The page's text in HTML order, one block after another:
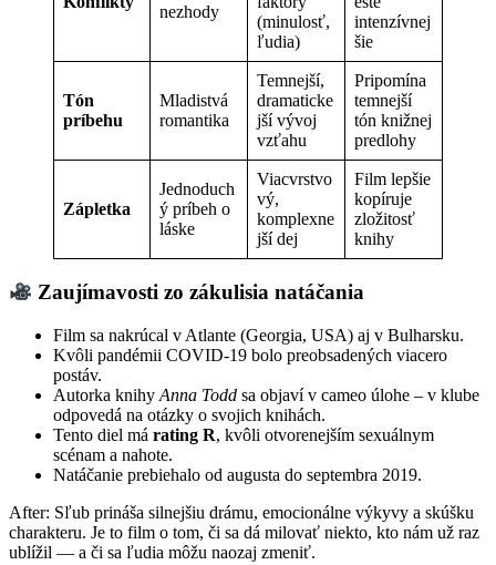
nezhody
(minulosť,
ľudia)
intenzívnej
šie
Tón
príbehu
Mladistvá
romantika
Temnejší,
dramaticke
jší vývoj
vzťahu
Pripomína
temnejší
tón knižnej
predlohy
Zápletka
Jednoduch
ý príbeh o
láske
Viacvrstvo
vý,
komplexne
jší dej
Film lepšie
kopíruje
zložitosť
knihy
Zaujímavosti zo zákulisia natáčania
Film sa nakrúcal v Atlante (Georgia, USA) aj v Bulharsku.
Kvôli pandémii COVID-19 bolo preobsadených viacero
postáv.
Autorka knihy Anna Todd sa objaví v cameo úlohe – v klube
odpovedá na otázky o svojich knihách.
Tento diel má rating R, kvôli otvorenejším sexuálnym
scénam a nahote.
Natáčanie prebiehalo od augusta do septembra 2019.
After: Sľub prináša silnejšiu drámu, emocionálne výkyvy a skúšku
charakteru. Je to film o tom, či sa dá milovať niekto, kto nám už raz
ublížil — a či sa ľudia môžu naozaj zmeniť.